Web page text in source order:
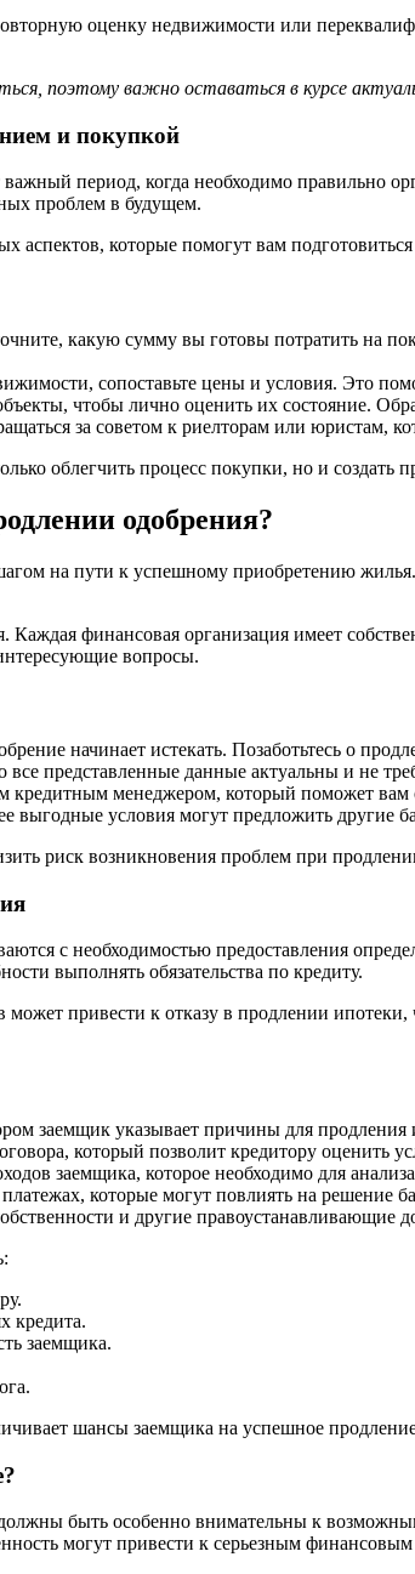
оценку недвижимости или
поэтому важно оставаться в курсе
и покупкой
период, когда необходимо правильно
проблем в будущем.
аспектов, которые помогут вам
какую сумму вы готовы потратить на
сопоставьте цены и условия. Это
чтобы лично оценить их состояние.
за советом к риелторам или юристам,
облегчить процесс покупки, но и
одобрения?
на пути к успешному приобретению
Каждая финансовая организация имеет
вопросы.
начинает истекать. Позаботьтесь о
все представленные данные актуальны и не
кредитным менеджером, который поможет вам
выгодные условия могут предложить другие
риск возникновения проблем при
с необходимостью предоставления
выполнять обязательства по кредиту.
привести к отказу в продлении
заемщик указывает причины для продления
который позволит кредитору оценить
заемщика, которое необходимо для
которые могут повлиять на решение
и другие правоустанавливающие
кредита.
заемщика.
шансы заемщика на успешное
быть особенно внимательны к
могут привести к серьезным